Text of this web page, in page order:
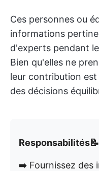
Ces personnes ou
informations
d'experts pendant
Bien qu'elles ne
leur contribution
des décisions
Responsabilités📝
➡️ Fournissez des